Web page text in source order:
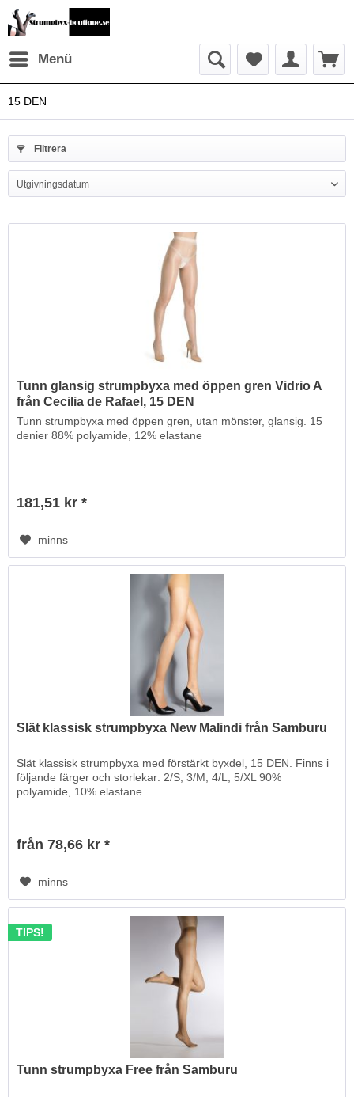
Menü
15 DEN
Filtrera
Tunn glansig strumpbyxa med öppen gren Vidrio A
från Cecilia de Rafael, 15 DEN
Tunn strumpbyxa med öppen gren, utan mönster, glansig. 15
denier 88% polyamide, 12% elastane
181,51 kr *
minns
Slät klassisk strumpbyxa New Malindi från Samburu
Slät klassisk strumpbyxa med förstärkt byxdel, 15 DEN. Finns i
följande färger och storlekar: 2/S, 3/M, 4/L, 5/XL 90%
polyamide, 10% elastane
från 78,66 kr *
minns
TIPS!
Tunn strumpbyxa Free från Samburu